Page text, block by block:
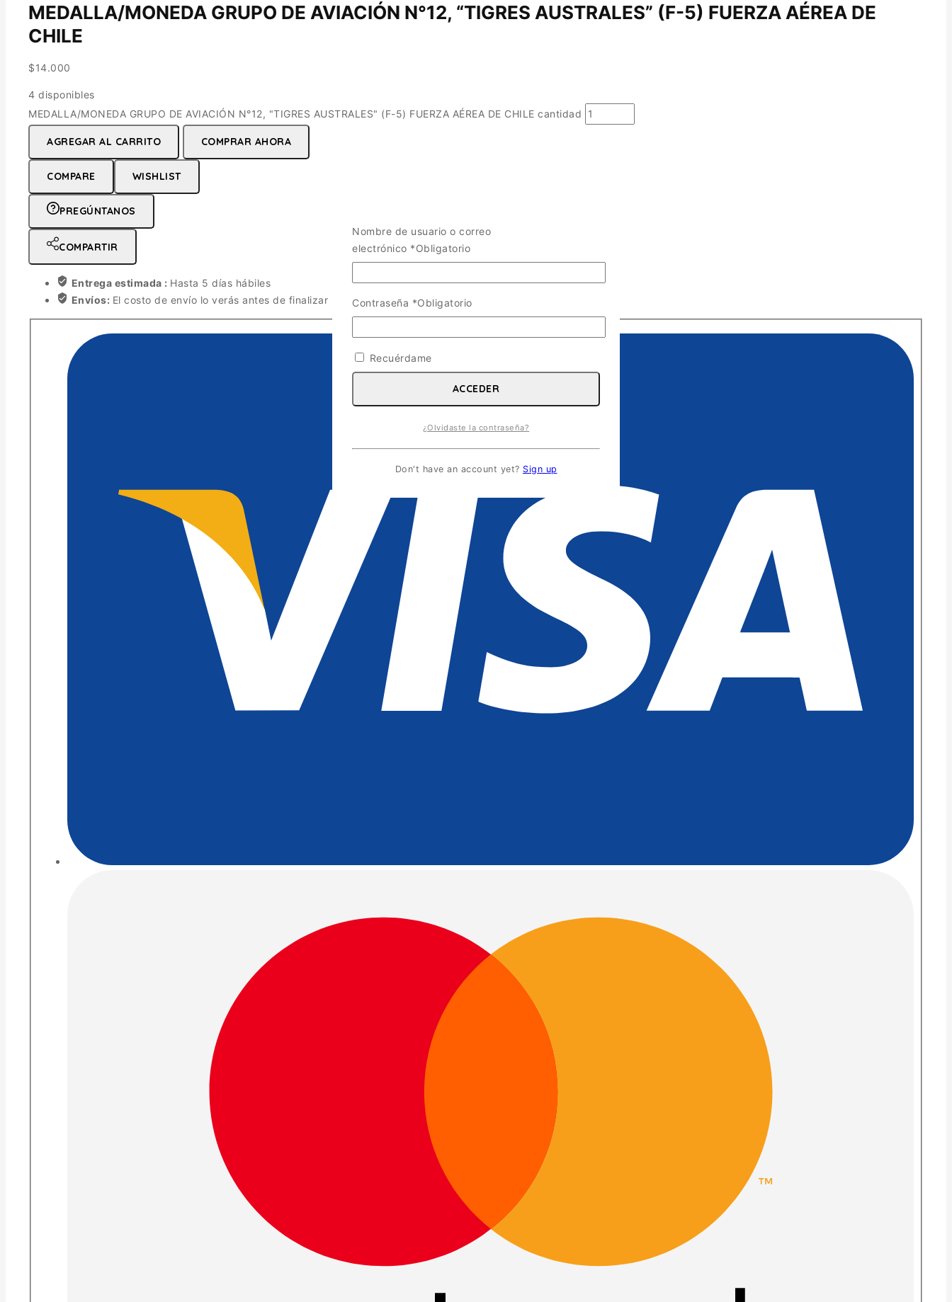
MEDALLA/MONEDA GRUPO DE AVIACIÓN N°12, “TIGRES AUSTRALES” (F-5) FUERZA AÉREA DE
CHILE
$14.000
4 disponibles
MEDALLA/MONEDA GRUPO DE AVIACIÓN N°12, "TIGRES AUSTRALES" (F-5) FUERZA AÉREA DE CHILE cantidad
AGREGAR AL CARRITO COMPRAR AHORA
COMPARE WISHLIST
PREGÚNTANOS
COMPARTIR
Entrega estimada : Hasta 5 días hábiles
Envíos: El costo de envío lo verás antes de finalizar la compra
Nombre de usuario o correo
electrónico *Obligatorio
Contraseña *Obligatorio
Recuérdame
ACCEDER
¿Olvidaste la contraseña?
Don't have an account yet? Sign up